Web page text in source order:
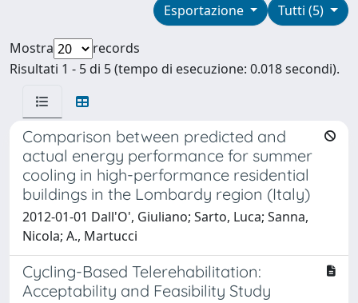
Tutti (5)
Esportazione
Mostra
records
Risultati 1 - 5 di 5 (tempo di esecuzione: 0.018 secondi).
Comparison between predicted and
actual energy performance for summer
cooling in high-performance residential
buildings in the Lombardy region (Italy)
2012-01-01 Dall'O', Giuliano; Sarto, Luca; Sanna,
Nicola; A., Martucci
Cycling-Based Telerehabilitation:
Acceptability and Feasibility Study